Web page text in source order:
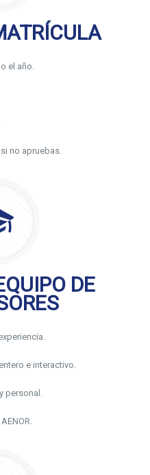
el año.
no apruebas.
DE
e interactivo.
personal.